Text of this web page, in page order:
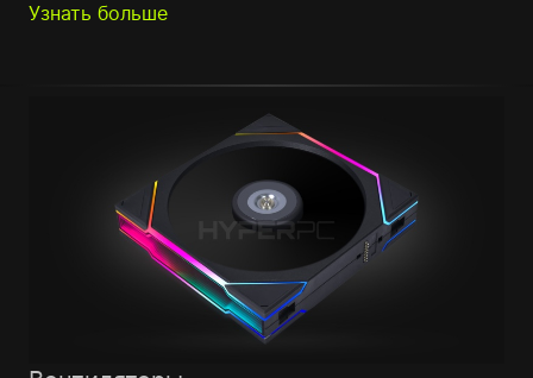
Узнать больше